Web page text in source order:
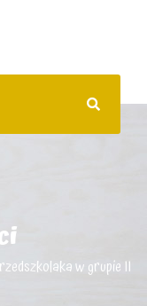
w grupie II